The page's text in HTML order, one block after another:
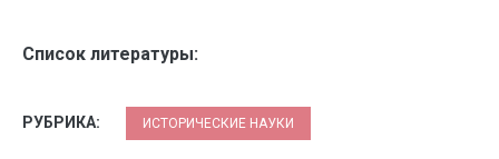
Список литературы:
РУБРИКА: ИСТОРИЧЕСКИЕ НАУКИ